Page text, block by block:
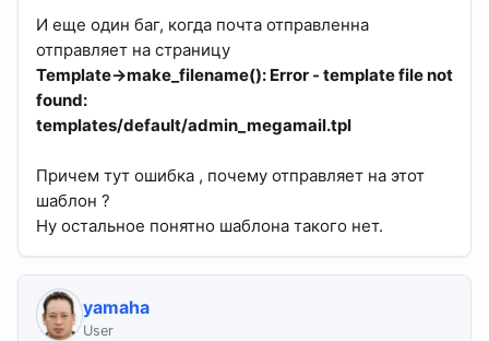
И еще один баг, когда почта отправленна
отправляет на страницу
Template->make_filename(): Error - template file not
found:
templates/default/admin_megamail.tpl
Причем тут ошибка , почему отправляет на этот
шаблон ?
Ну остальное понятно шаблона такого нет.
yamaha
User